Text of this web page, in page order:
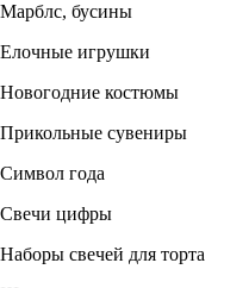
Марблс, бусины
Елочные игрушки
Новогодние костюмы
Прикольные сувениры
Символ года
Свечи цифры
Наборы свечей для торта